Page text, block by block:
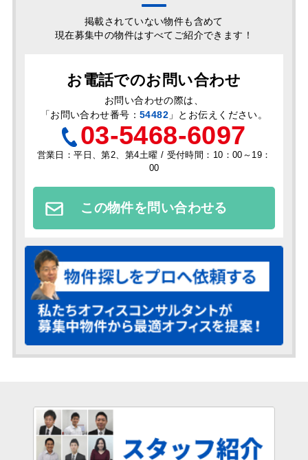
掲載されていない物件も含めて
現在募集中の物件はすべてご紹介できます！
お電話でのお問い合わせ
お問い合わせの際は、
「お問い合わせ番号： 54482 」とお伝えください。
03-5468-6097
営業日：平日、第2、第4土曜 / 受付時間：10：00～19：
00
この物件を問い合わせる